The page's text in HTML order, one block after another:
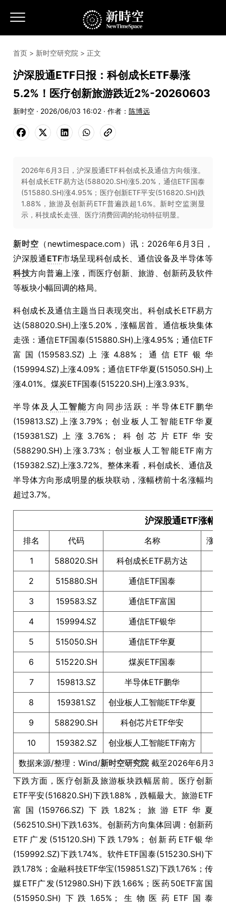
首页 > 新时空研究院 > 正文
沪深股通ETF日报：科创成长ETF暴涨
5.2%！医疗创新旅游跌近2%-20260603
新时空 · 2026/06/03 16:02 · 作者： 陈博远
2026年6月3日，沪深股通ETF科创成长及通信方向领涨。
科创成长ETF易方达(588020.SH)涨5.20%，通信ETF国泰
(515880.SH)涨4.95%；医疗创新ETF平安(516820.SH)跌
1.88%，旅游及创新药ETF普遍跌超1.6%。新时空监测显
示，科技成长走强、医疗消费回调的轮动特征明显。
新时空 （newtimespace.com）讯：2026年6月3日，
沪深股通 ETF市场呈现科创成长、通信设备及半导体等
科技方向普遍上涨，而医疗创新、旅游、创新药及软件
等板块小幅回调的格局。
科创成长及通信主题当日表现突出。科创成长ETF易方
达(588020.SH)上涨5.20%，涨幅居首。通信板块集体
走强：通信ETF国泰(515880.SH)上涨4.95%；通信ETF
富国(159583.SZ)上涨4.88%；通信ETF银华
(159994.SZ)上涨4.09%；通信ETF华夏(515050.SH)上
涨4.01%。煤炭ETF国泰(515220.SH)上涨3.93%。
半导体及 人工智能方向同步活跃：半导体ETF鹏华
(159813.SZ)上涨3.79%；创业板人工智能ETF华夏
(159381.SZ)上涨3.76%；科创芯片ETF华安
(588290.SH)上涨3.73%；创业板人工智能ETF南方
(159382.SZ)上涨3.72%。整体来看，科创成长、通信及
半导体方向形成明显的板块联动，涨幅榜前十名涨幅均
超过3.7%。
沪深股通ETF涨幅
排名 代码 名称
涨跌
1
588020.SH 科创成长ETF易方达
2
515880.SH 通信ETF国泰
3
159583.SZ 通信ETF富国
4
159994.SZ 通信ETF银华
5
515050.SH 通信ETF华夏
6
515220.SH 煤炭ETF国泰
7
159813.SZ 半导体ETF鹏华
8
159381.SZ 创业板人工智能ETF华夏
9
588290.SH 科创芯片ETF华安
10
159382.SZ 创业板人工智能ETF南方
数据来源/整理：Wind/新时空研究院截至2026年6月3日
下跌方面，医疗创新及旅游板块跌幅居前。医疗创新
ETF平安(516820.SH)下跌1.88%，跌幅最大。旅游ETF
富国(159766.SZ)下跌1.82%；旅游ETF华夏
(562510.SH)下跌1.63%。创新药方向集体回调：创新药
ETF广发(515120.SH)下跌1.79%；创新药ETF银华
(159992.SZ)下跌1.74%。软件ETF国泰(515230.SH)下
跌1.78%；金融科技ETF华宝(159851.SZ)下跌1.76%；传
媒ETF广发(512980.SH)下跌1.66%；医药50ETF富国
(515950.SH)下跌1.65%；生物医药ETF国泰